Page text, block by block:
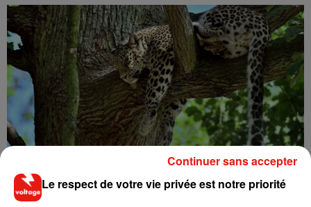
Le respect de votre vie privée est notre priorité
Continuer sans accepter